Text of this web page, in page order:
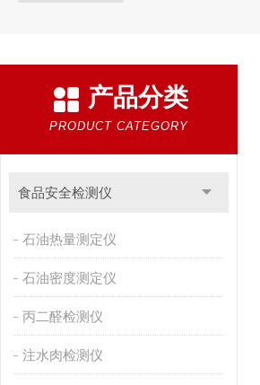
产品分类
PRODUCT CATEGORY
食品安全检测仪
石油热量测定仪
石油密度测定仪
丙二醛检测仪
注水肉检测仪